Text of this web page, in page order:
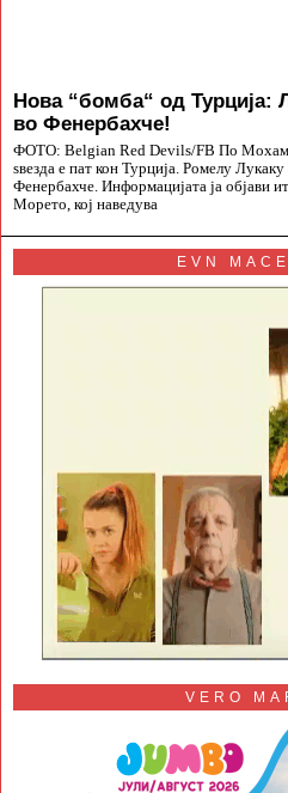
Нова “бомба“ од Турција:
во Фенербахче!
ФОТО: Belgian Red Devils/FB По
ѕвезда е пат кон Турција. Ромелу
Фенербахче. Информацијата ја објави
Морето, кој наведува
EVN
VERO